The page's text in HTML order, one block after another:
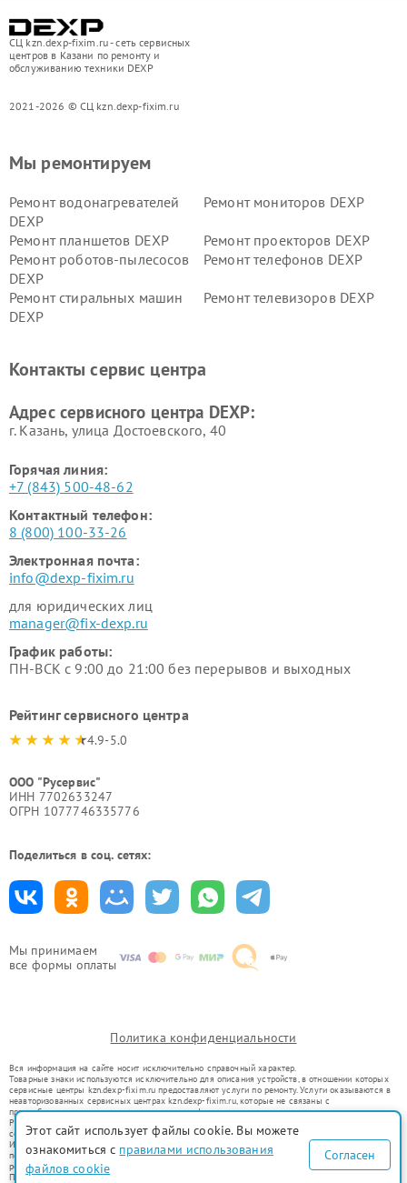
СЦ kzn.dexp-fixim.ru - сеть сервисных
центров в Казани по ремонту и
обслуживанию техники DEXP
2021-2026 © СЦ kzn.dexp-fixim.ru
Мы принимаем
все формы оплаты
Мы ремонтируем
Ремонт водонагревателей
DEXP
Ремонт мониторов DEXP
Ремонт планшетов DEXP
Ремонт проекторов DEXP
Ремонт роботов-пылесосов
DEXP
Ремонт телефонов DEXP
Ремонт стиральных машин
DEXP
Ремонт телевизоров DEXP
Ремонт серверов DEXP
Ремонт мини пк DEXP
Контакты сервис центра
Адрес сервисного центра DEXP:
г. Казань, улица Достоевского, 40
Горячая линия:
+7 (843) 500-48-62
Контактный телефон:
8 (800) 100-33-26
Электронная почта:
info@dexp-fixim.ru
для юридических лиц
manager@fix-dexp.ru
График работы:
ПН-ВСК с 9:00 до 21:00 без перерывов и выходных
Рейтинг сервисного центра
4.9-5.0
ООО "Русервис"
ИНН 7702633247
ОГРН 1077746335776
Поделиться в соц. сетях:
Политика конфиденциальности
Вся информация на сайте носит исключительно справочный характер.
Товарные знаки используются исключительно для описания устройств, в отношении которых
сервисные центры kzn.dexp-fixim.ru предоставляют услуги по ремонту. Услуги оказываются в
неавторизованных сервисных центрах kzn.dexp-fixim.ru, которые не связаны с
правообладателями товарных знаков или их официальными представителями.
Ремонт осуществляется для устройств, уже введенных в гражданский оборот в соответствии
со статьей 1487 ГК РФ.
Использование товарных знаков не преследует цели индивидуализации услуг или введения
потребителей в заблуждение, а служит для информирования о предоставляемых услугах по
ремонту техники указанных брендов.
Представленная на сайте информация не является публичной офертой, определяемой
Этот сайт использует файлы cookie. Вы можете
ознакомиться с правилами использования
файлов cookie
Согласен